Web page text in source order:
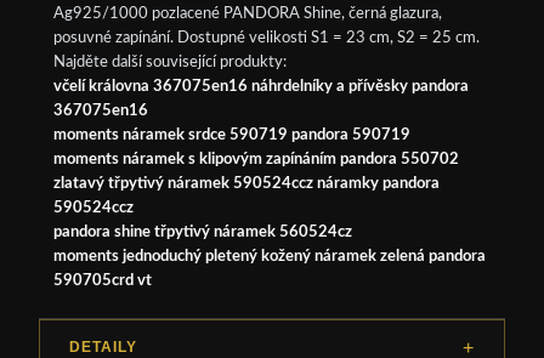
Ag925/1000 pozlacené PANDORA Shine, černá glazura,
posuvné zapínání. Dostupné velikosti S1 = 23 cm, S2 = 25 cm.
Najděte další související produkty:
včelí královna 367075en16 náhrdelníky a přívěsky pandora
367075en16
moments náramek srdce 590719 pandora 590719
moments náramek s klipovým zapínáním pandora 550702
zlatavý třpytivý náramek 590524ccz náramky pandora
590524ccz
pandora shine třpytivý náramek 560524cz
moments jednoduchý pletený kožený náramek zelená pandora
590705crd vt
DETAILY